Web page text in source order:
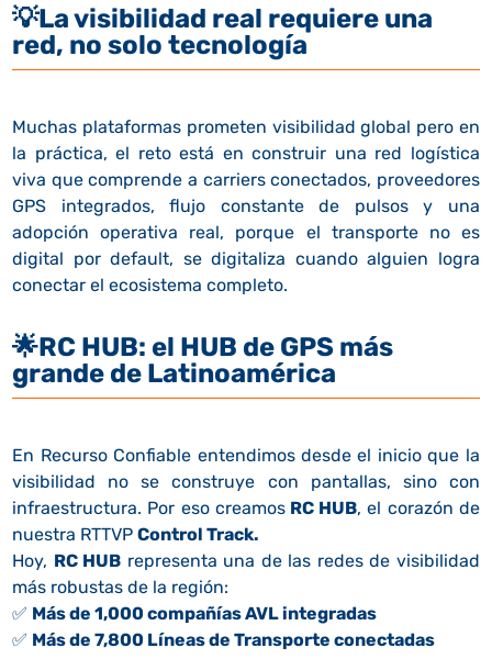
💡La visibilidad real requiere una
red, no solo tecnología
Muchas plataformas prometen visibilidad global pero en
la práctica, el reto está en construir una red logística
viva que comprende a carriers conectados, proveedores
GPS integrados, flujo constante de pulsos y una
adopción operativa real, porque el transporte no es
digital por default, se digitaliza cuando alguien logra
conectar el ecosistema completo.
🌟RC HUB: el HUB de GPS más
grande de Latinoamérica
En Recurso Confiable entendimos desde el inicio que la
visibilidad no se construye con pantallas, sino con
infraestructura. Por eso creamosRC HUB, el corazón de
nuestra RTTVPControl Track.
Hoy, RC HUB representa una de las redes de visibilidad
más robustas de la región:
✅ Más de 1,000 compañías AVL integradas
✅ Más de 7,800 Líneas de Transporte conectadas